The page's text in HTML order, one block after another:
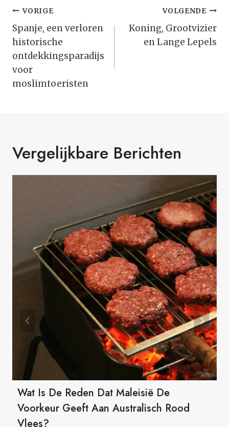
Bericht
Navigatie
VORIGE
Spanje, een verloren
historische
ontdekkingsparadijs
voor
moslimtoeristen
VOLGENDE
Koning, Grootvizier
en Lange Lepels
Vergelijkbare Berichten
Wat Is De Reden Dat Maleisië De
Voorkeur Geeft Aan Australisch Rood
Vlees?